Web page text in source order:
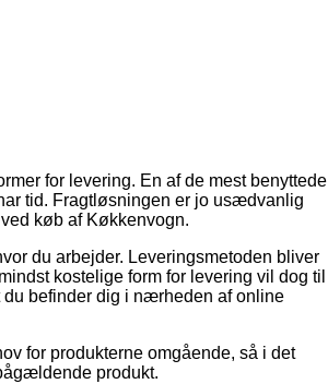
for levering. En af de mest benyttede
tid. Fragtløsningen er jo usædvanlig
køb af Køkkenvogn.
du arbejder. Leveringsmetoden bliver
kostelige form for levering vil dog til
befinder dig i nærheden af online
for produkterne omgående, så i det
produkt.